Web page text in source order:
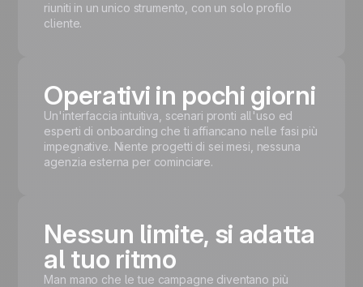
riuniti in un unico strumento, con un solo profilo
cliente.
Operativi in pochi giorni
Un'interfaccia intuitiva, scenari pronti all'uso ed
esperti di onboarding che ti affiancano nelle fasi più
impegnative. Niente progetti di sei mesi, nessuna
agenzia esterna per cominciare.
Nessun limite, si adatta
al tuo ritmo
Man mano che le tue campagne diventano più